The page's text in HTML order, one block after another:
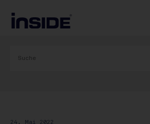
24. Mai 2022